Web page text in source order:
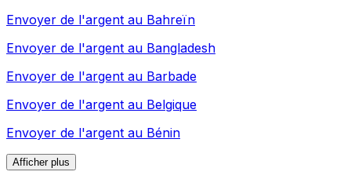
Envoyer de l'argent au Bahreïn
Envoyer de l'argent au Bangladesh
Envoyer de l'argent au Barbade
Envoyer de l'argent au Belgique
Envoyer de l'argent au Bénin
Afficher plus